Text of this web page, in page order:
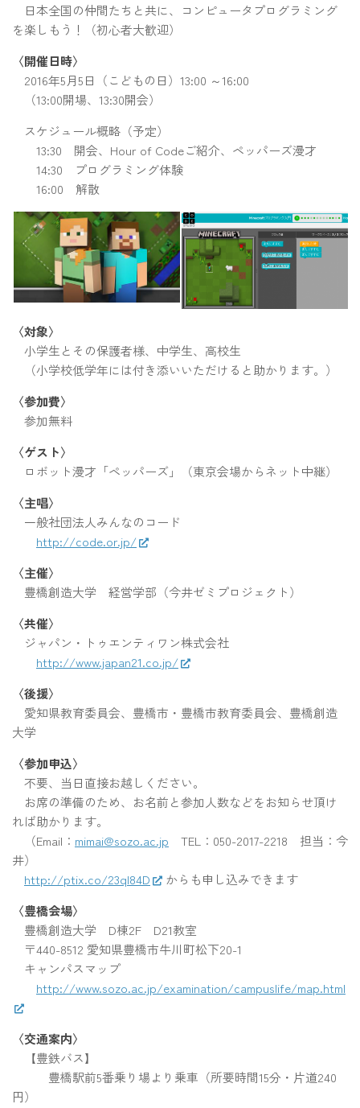
日本全国の仲間たちと共に、コンピュータプログラミング
を楽しもう！（初心者大歓迎）
〈開催日時〉
2016年5月5日（こどもの日）13:00 ～16:00
（13:00開場、13:30開会）
スケジュール概略（予定）
13:30 開会、Hour of Codeご紹介、ペッパーズ漫才
14:30 プログラミング体験
16:00 解散
〈対象〉
小学生とその保護者様、中学生、高校生
（小学校低学年には付き添いいただけると助かります。）
〈参加費〉
参加無料
〈ゲスト〉
ロボット漫才「ペッパーズ」（東京会場からネット中継）
〈主唱〉
一般社団法人みんなのコード
http://code.or.jp/
〈主催〉
豊橋創造大学 経営学部（今井ゼミプロジェクト）
〈共催〉
ジャパン・トゥエンティワン株式会社
http://www.japan21.co.jp/
〈後援〉
愛知県教育委員会、豊橋市・豊橋市教育委員会、豊橋創造
大学
〈参加申込〉
不要、当日直接お越しください。
お席の準備のため、お名前と参加人数などをお知らせ頂け
れば助かります。
（Email： mimai@sozo.ac.jp TEL：050-2017-2218 担当：今
井）
http://ptix.co/23qI84D
からも申し込みできます
〈豊橋会場〉
豊橋創造大学 D棟2F D21教室
〒440-8512 愛知県豊橋市牛川町松下20-1
キャンパスマップ
http://www.sozo.ac.jp/examination/campuslife/map.html
〈交通案内〉
【豊鉄バス】
豊橋駅前5番乗り場より乗車（所要時間15分・片道240
円）